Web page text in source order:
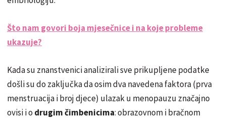
Što nam govori boja mjesečnice i na koje probleme
ukazuje?
Kada su znanstvenici analizirali sve prikupljene podatke
došli su do zaključka da osim dva navedena faktora (prva
menstruacija i broj djece) ulazak u menopauzu značajno
ovisi i o drugim čimbenicima: obrazovnom i bračnom